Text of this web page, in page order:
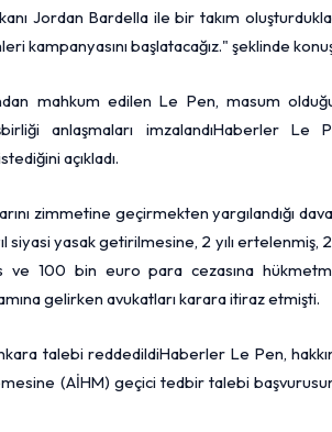
Jordan Bardella ile bir takım
kampanyasını başlatacağız." şeklinde
mahkum edilen Le Pen, masum
anlaşmaları imzalandıHaberler Le
açıkladı.
zimmetine geçirmekten yargılandığı
yasak getirilmesine, 2 yılı ertelenmiş, 2
100 bin euro para cezasına
gelirken avukatları karara itiraz etmişti.
talebi reddedildiHaberler Le Pen,
(AİHM) geçici tedbir talebi